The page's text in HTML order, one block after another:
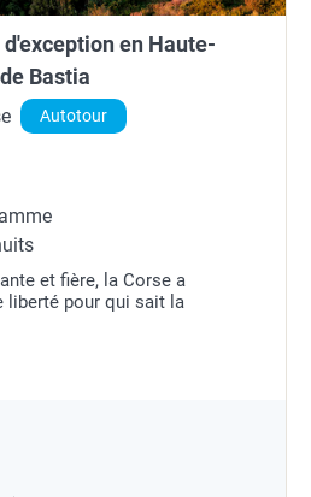
en Haute-
Bastia
Autotour
et fière, la Corse a
liberté pour qui sait la